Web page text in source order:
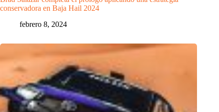
conservadora en Baja Hail 2024
febrero 8, 2024